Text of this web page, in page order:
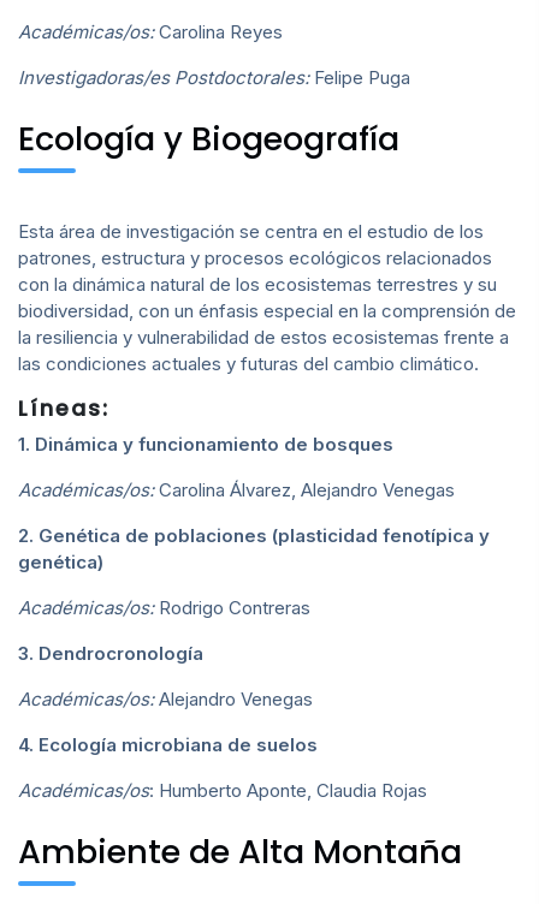
Académicas/os:Carolina Reyes
Investigadoras/es Postdoctorales:Felipe Puga
Ecología y Biogeografía
Esta área de investigación se centra en el estudio de los
patrones, estructura y procesos ecológicos relacionados
con la dinámica natural de los ecosistemas terrestres y su
biodiversidad, con un énfasis especial en la comprensión de
la resiliencia y vulnerabilidad de estos ecosistemas frente a
las condiciones actuales y futuras del cambio climático.
Líneas:
1. Dinámica y funcionamiento de bosques
Académicas/os:Carolina Álvarez, Alejandro Venegas
2. Genética de poblaciones (plasticidad fenotípica y
genética)
Académicas/os: Rodrigo Contreras
3. Dendrocronología
Académicas/os:Alejandro Venegas
4. Ecología microbiana de suelos
Académicas/os: Humberto Aponte, Claudia Rojas
Ambiente de Alta Montaña